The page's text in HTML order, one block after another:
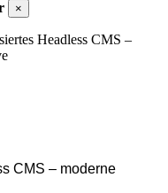
×
CMS – moderne